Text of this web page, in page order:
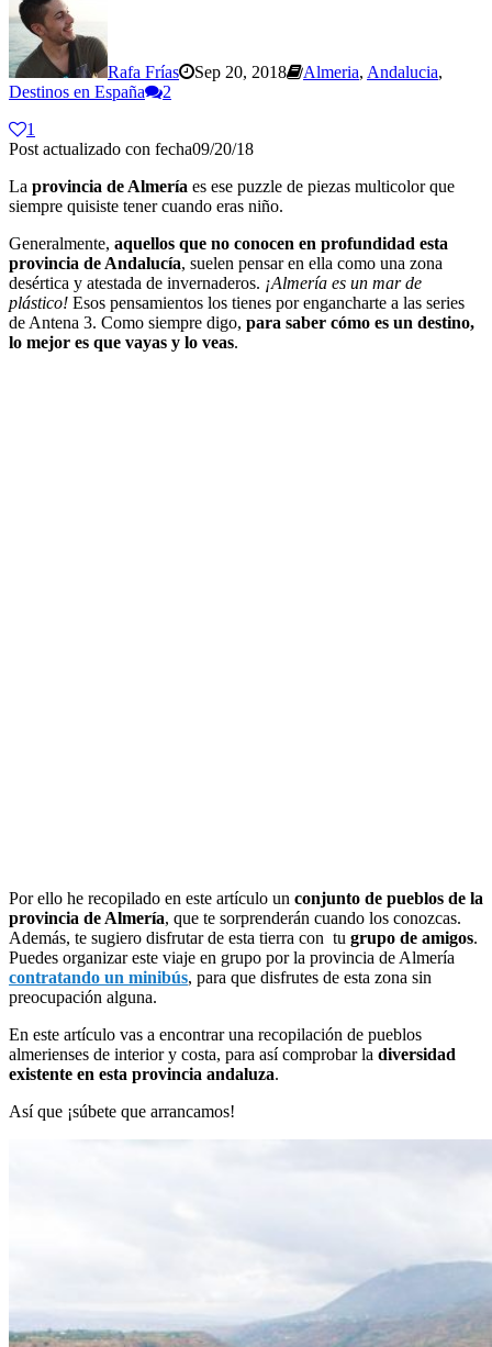
Rafa Frías Sep 20, 2018 Almeria, Andalucia,
Destinos en España
2
1
Post actualizado con fecha09/20/18
La provincia de Almería es ese puzzle de piezas multicolor que
siempre quisiste tener cuando eras niño.
Generalmente, aquellos que no conocen en profundidad esta
provincia de Andalucía, suelen pensar en ella como una zona
desértica y atestada de invernaderos. ¡Almería es un mar de
plástico! Esos pensamientos los tienes por engancharte a las series
de Antena 3. Como siempre digo, para saber cómo es un destino,
lo mejor es que vayas y lo veas.
Por ello he recopilado en este artículo un conjunto de pueblos de la
provincia de Almería, que te sorprenderán cuando los conozcas.
Además, te sugiero disfrutar de esta tierra con tu grupo de amigos.
Puedes organizar este viaje en grupo por la provincia de Almería
contratando un minibús, para que disfrutes de esta zona sin
preocupación alguna.
En este artículo vas a encontrar una recopilación de pueblos
almerienses de interior y costa, para así comprobar la diversidad
existente en esta provincia andaluza.
Así que ¡súbete que arrancamos!